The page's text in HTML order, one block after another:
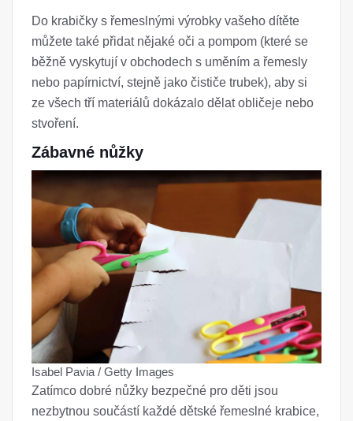
Do krabičky s řemeslnými výrobky vašeho dítěte
můžete také přidat nějaké oči a pompom (které se
běžně vyskytují v obchodech s uměním a řemesly
nebo papírnictví, stejně jako čističe trubek), aby si
ze všech tří materiálů dokázalo dělat obličeje nebo
stvoření.
Zábavné nůžky
Isabel Pavia / Getty Images
Zatímco dobré nůžky bezpečné pro děti jsou
nezbytnou součástí každé dětské řemeslné krabice,